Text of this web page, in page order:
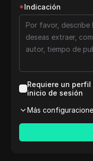
*Indicación
Requiere un
inicio de sesión
Más